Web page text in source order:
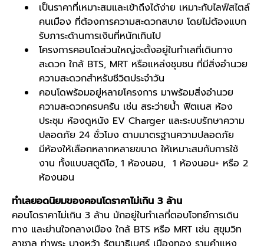
เป็นราคาที่เหมาะสมและเข้าถึงได้ง่าย เหมาะกับไลฟ์สไตล์
คนเมือง ที่ต้องการความสะดวกสบาย โดยไม่ต้องแบก
รับภาระด้านการเงินที่หนักเกินไป
โครงการคอนโดส่วนใหญ่จะตั้งอยู่ในทำเลที่เดินทาง
สะดวก ใกล้ BTS, MRT หรือแหล่งชุมชน ที่มีสิ่งอำนวย
ความสะดวกสำหรับชีวิตประจำวัน
คอนโดพร้อมอยู่หลายโครงการ มาพร้อมสิ่งอำนวย
ความสะดวกครบครัน เช่น สระว่ายน้ำ ฟิตเนส ห้อง
ประชุม ห้องดูหนัง EV Charger และระบบรักษาความ
ปลอดภัย 24 ชั่วโมง ตามมาตรฐานความปลอดภัย
มีห้องให้เลือกหลากหลายขนาด ให้เหมาะสมกับการใช้
งาน ทั้งแบบสตูดิโอ, 1 ห้องนอน, 1 ห้องนอน+ หรือ 2
ห้องนอน
ทำเลยอดนิยมของคอนโดราคาไม่เกิน 3 ล้าน
คอนโดราคาไม่เกิน 3 ล้าน มักอยู่ในทำเลที่ตอบโจทย์การเดิน
ทาง และย่านใจกลางเมือง ใกล้ BTS หรือ MRT เช่น สุขุมวิท